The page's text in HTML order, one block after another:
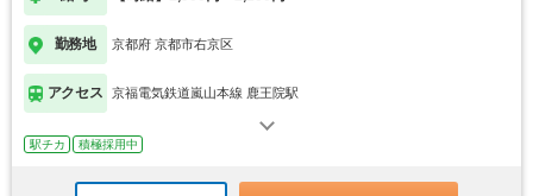
勤務地 京都府 京都市右京区
アクセス 京福電気鉄道嵐山本線 鹿王院駅
駅チカ 積極採用中